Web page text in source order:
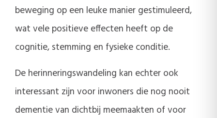
beweging op een leuke manier gestimuleerd,
wat vele positieve effecten heeft op de
cognitie, stemming en fysieke conditie.
De herinneringswandeling kan echter ook
interessant zijn voor inwoners die nog nooit
dementie van dichtbij meemaakten of voor